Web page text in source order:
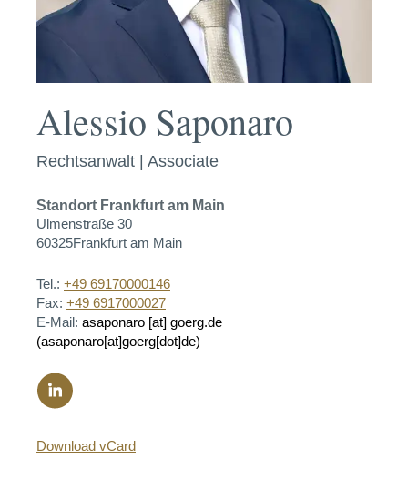
Alessio Saponaro
Rechtsanwalt | Associate
Standort Frankfurt am Main
Ulmenstraße 30
60325Frankfurt am Main
Tel.: +49 69170000146
Fax: +49 6917000027
E-Mail: asaponaro [at] goerg.de
(asaponaro[at]goerg[dot]de)
Download vCard